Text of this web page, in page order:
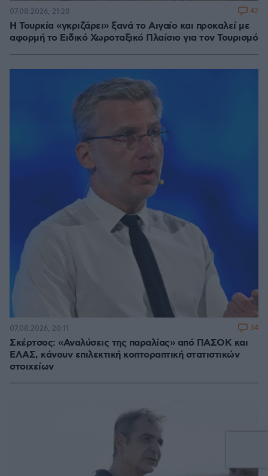
Η Τουρκία «γκριζάρει» ξανά το Αιγαίο και προκαλεί με
αφορμή το Ειδικό Χωροταξικό Πλαίσιο για τον Τουρισμό
07.08.2026, 21:28 42
Σκέρτσος: «Αναλύσεις της παραλίας» από ΠΑΣΟΚ και
ΕΛΑΣ, κάνουν επιλεκτική κοπτοραπτική στατιστικών
στοιχείων
07.08.2026, 20:11 34